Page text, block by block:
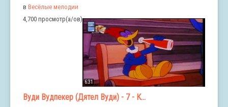
в Весёлые мелодии
4,700 просмотр(а/ов)
6:31
Вуди Вудпекер (Дятел Вуди) - 7 - К...